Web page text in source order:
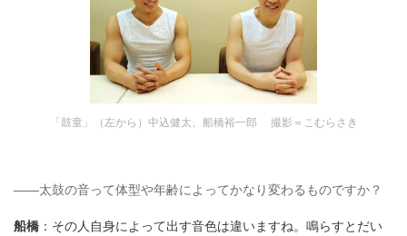
「鼓童」（左から）中込健太、船橋裕一郎 撮影＝こむらさき
――太鼓の音って体型や年齢によってかなり変わるものですか？
船橋 ：その人自身によって出す音色は違いますね。鳴らすとだい